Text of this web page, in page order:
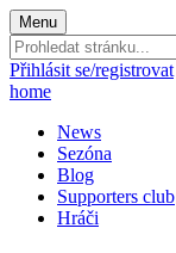
Menu
Prohledat
stránku:
Přihlásit se/registrovat
home
News
Sezóna
Blog
Supporters club
Hráči